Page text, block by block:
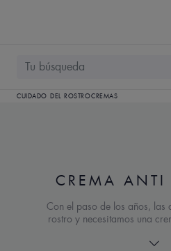
CUIDADO DEL ROSTROCREMAS
CREMA ANTI
Con el paso de los años, las
rostro y necesitamos una
crema para las arrugas